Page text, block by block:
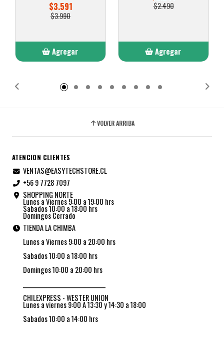
$3.591
$3.990
Agregar
$2.490
Agregar
VOLVER ARRIBA
ATENCION CLIENTES
VENTAS@EASYTECHSTORE.CL
+56 9 7728 7097
SHOPPING NORTE
Lunes a Viernes 9:00 a 19:00 hrs
Sabados 10:00 a 18:00 hrs
Domingos Cerrado
TIENDA LA CHIMBA
Lunes a Viernes 9:00 a 20:00 hrs
Sabados 10:00 a 18:00 hrs
Domingos 10:00 a 20:00 hrs
CHILEXPRESS - WESTER UNION
Lunes a viernes 9:00 A 13:30 y 14:30 a 18:00
Sabados 10:00 a 14:00 hrs